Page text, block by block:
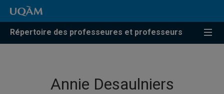
Répertoire des professeures et professeurs
Annie Desaulniers